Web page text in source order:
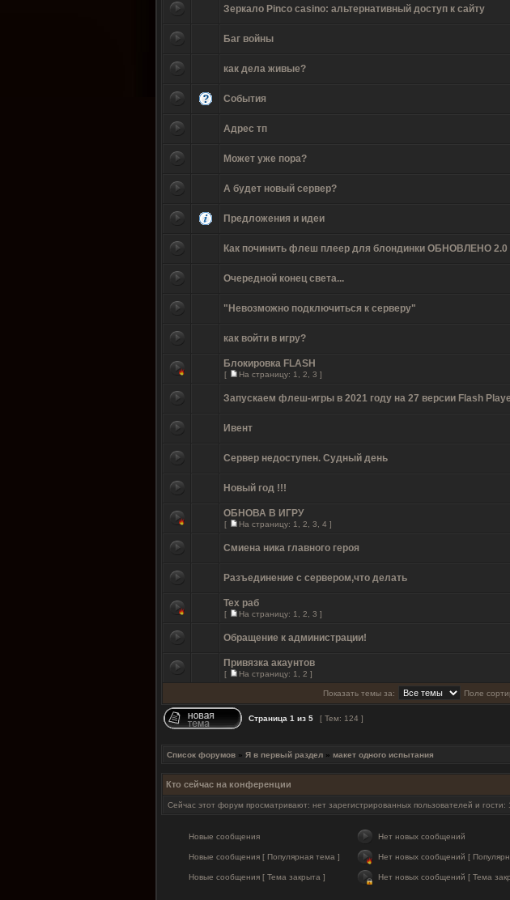
Зеркало Pinco casino: альтернативный доступ к сайту
Баг войны
как дела живые?
События
Адрес тп
Может уже пора?
А будет новый сервер?
Предложения и идеи
Как починить флеш плеер для блондинки ОБНОВЛЕНО 2.0
Очередной конец света...
"Невозможно подключиться к серверу"
как войти в игру?
Блокировка FLASH
[ На страницу: 1 2 3 ]
Запускаем флеш-игры в 2021 году на 27 версии Flash
Ивент
Сервер недоступен. Судный день
Новый год !!!
ОБНОВА В ИГРУ
[ На страницу: 1 2 3 4 ]
Смиена ника главного героя
Разъединение с сервером,что делать
Тех раб
[ На страницу: 1 2 3 ]
Обращение к администрации!
Привязка акаунтов
[ На страницу: 1 2 ]
Показать темы за: Поле
Страница 1 из 5 [ Тем: 124 ]
Список форумов » Я в первый раздел » макет одного испытания
Кто сейчас на конференции
Сейчас этот форум просматривают: нет зарегистрированных пользователей и гости:
Новые сообщения Нет новых сообщений
Новые сообщения [ Популярная тема ] Нет новых сообщений [
Новые сообщения [ Тема закрыта ] Нет новых сообщений [ Тема